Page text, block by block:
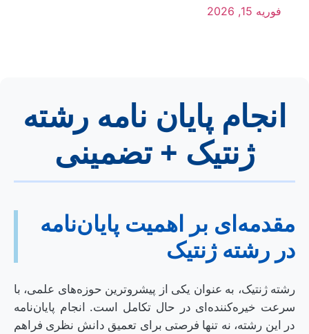
فوریه 15, 2026
انجام پایان نامه رشته
ژنتیک + تضمینی
مقدمه‌ای بر اهمیت پایان‌نامه
در رشته ژنتیک
رشته ژنتیک، به عنوان یکی از پیشروترین حوزه‌های علمی، با
سرعت خیره‌کننده‌ای در حال تکامل است. انجام پایان‌نامه
در این رشته، نه تنها فرصتی برای تعمیق دانش نظری فراهم